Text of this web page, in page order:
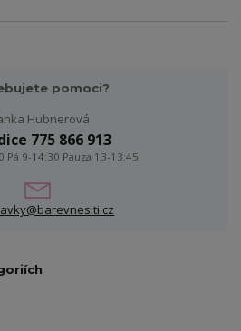
pomoci?
Hubnerová
775 866 913
Pá 9-14:30 Pauza 13-13:45